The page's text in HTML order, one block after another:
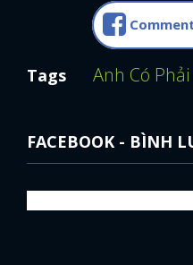
Tags Anh Có
FACEBOOK - BÌNH